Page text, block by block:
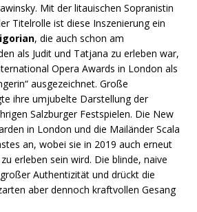
Mit der litauischen Sopranistin
Titelrolle ist diese Inszenierung ein
, die auch schon am
als Judit und Tatjana zu erleben war,
Opera Awards in London als
ausgezeichnet. Große
ihre umjubelte Darstellung der
Salzburger Festspielen. Die New
in London und die Mailänder Scala
an, wobei sie in 2019 auch erneut
erleben sein wird. Die blinde, naive
Authentizität und drückt die
aber dennoch kraftvollen Gesang